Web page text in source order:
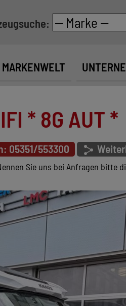
MARKENWELT
* 8G AUT *
05351/553300
Sie uns bei Anfragen bitte